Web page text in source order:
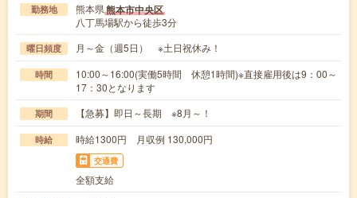
勤務地 熊本県熊本市中央区
八丁馬場駅から徒歩3分
曜日頻度 月～金（週5日） ※土日祝休み！
時間
10:00～16:00(実働5時間 休憩1時間)※直接雇用後は9：00～
17：30となります
期間 【急募】即日～長期 ※8月～！
時給 時給1300円 月収例 130,000円
交通費
全額支給